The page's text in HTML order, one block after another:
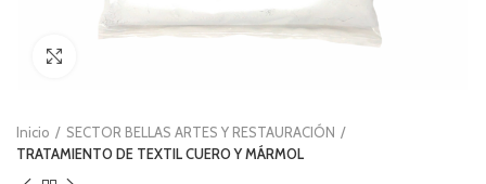
Inicio
SECTOR BELLAS ARTES Y RESTAURACIÓN
TRATAMIENTO DE TEXTIL CUERO Y MÁRMOL